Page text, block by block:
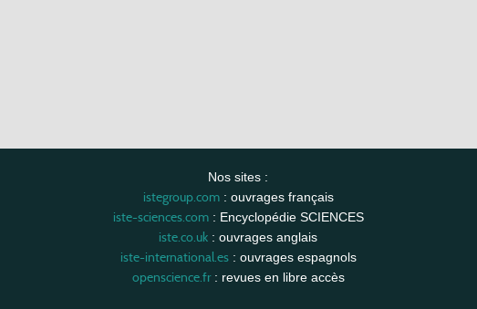
Nos sites :
istegroup.com: ouvrages français
iste-sciences.com: Encyclopédie SCIENCES
iste.co.uk : ouvrages anglais
iste-international.es: ouvrages espagnols
openscience.fr: revues en libre accès